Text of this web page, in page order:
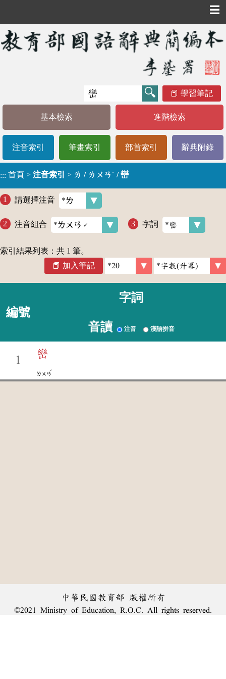
☰
學習筆記
基本檢索 進階檢索
注音索引 筆畫索引 部首索引 辭典附錄
::: 首頁 > 注音索引 > ㄌ / ㄌㄨㄢˊ / 巒
請選擇注音
注音組合 字詞
索引結果列表：共 1 筆。
加入筆記
編號
字詞
音讀 注音 漢語拼音
1
巒
ㄌㄨㄢ
ˊ
中華民國教育部 版權所有
©2021 Ministry of Education, R.O.C. All rights reserved.